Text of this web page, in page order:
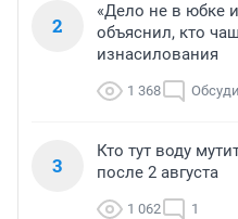
2
«Дело не в юбке
объяснил, кто
изнасилования
1 368
3
Кто тут воду
после 2 августа
1 062 1